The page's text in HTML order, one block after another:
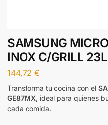
SAMSUNG
INOX C/GRILL 23L
144,72 €
Transforma tu cocina con el
GE87MX, ideal para quienes
cada comida.